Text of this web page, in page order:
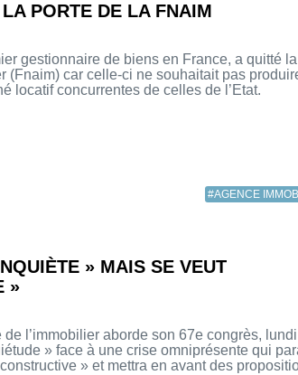
PORTE DE LA FNAIM
gestionnaire de biens en France, a quitté
(Fnaim) car celle-ci ne souhaitait pas
locatif concurrentes de celles de l’Etat.
#AGENCE
» MAIS SE VEUT
»
l’immobilier aborde son 67e congrès,
» face à une crise omniprésente qui
» et mettra en avant des